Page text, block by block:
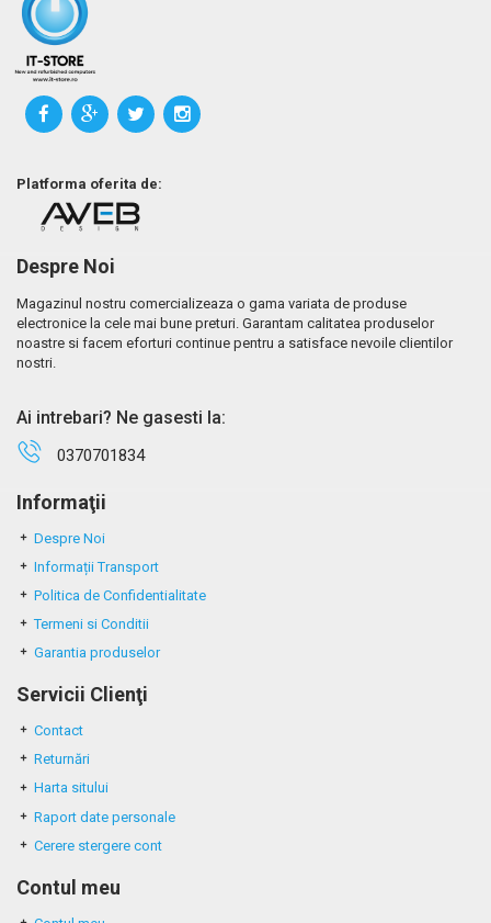
Platforma oferita de:
Despre Noi
Magazinul nostru comercializeaza o gama variata de produse
electronice la cele mai bune preturi. Garantam calitatea produselor
noastre si facem eforturi continue pentru a satisface nevoile clientilor
nostri.
Ai intrebari? Ne gasesti la:
0370701834
Informaţii
Despre Noi
Informații Transport
Politica de Confidentialitate
Termeni si Conditii
Garantia produselor
Servicii Clienţi
Contact
Returnări
Harta sitului
Raport date personale
Cerere stergere cont
Contul meu